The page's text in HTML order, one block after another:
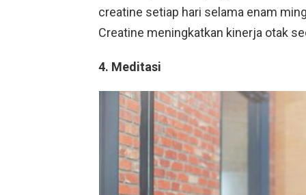
creatine setiap hari selama enam
Creatine meningkatkan kinerja otak
4. Meditasi